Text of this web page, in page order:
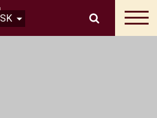
SK